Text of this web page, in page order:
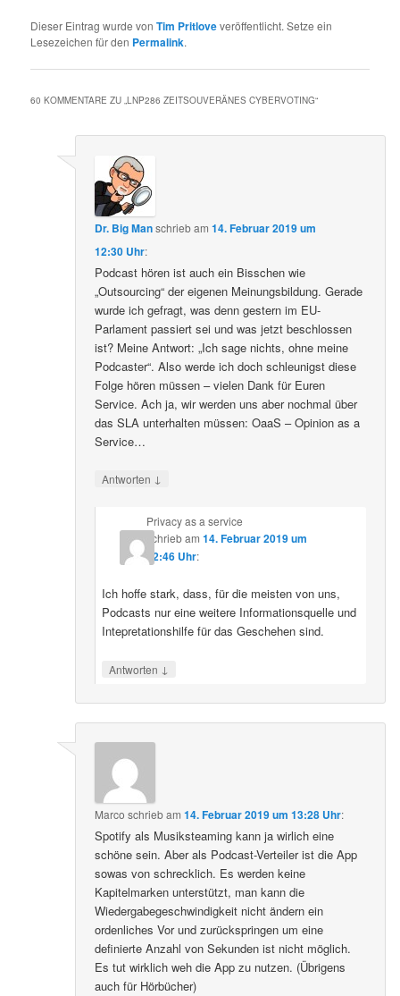
Dieser Eintrag wurde vonTim Pritloveveröffentlicht. Setze ein
Lesezeichen für den Permalink.
60 KOMMENTARE ZU „LNP286 ZEITSOUVERÄNES CYBERVOTING“
Dr. Big Manschriebam14. Februar 2019 um
12:30 Uhr:
Podcast hören ist auch ein Bisschen wie
„Outsourcing“ der eigenen Meinungsbildung. Gerade
wurde ich gefragt, was denn gestern im EU-
Parlament passiert sei und was jetzt beschlossen
ist? Meine Antwort: „Ich sage nichts, ohne meine
Podcaster“. Also werde ich doch schleunigst diese
Folge hören müssen – vielen Dank für Euren
Service. Ach ja, wir werden uns aber nochmal über
das SLA unterhalten müssen: OaaS – Opinion as a
Service…
Antworten ↓
Privacy as a service
schriebam 14. Februar 2019 um
12:46 Uhr:
Ich hoffe stark, dass, für die meisten von uns,
Podcasts nur eine weitere Informationsquelle und
Intepretationshilfe für das Geschehen sind.
Antworten ↓
Marco schriebam14. Februar 2019 um 13:28 Uhr:
Spotify als Musiksteaming kann ja wirlich eine
schöne sein. Aber als Podcast-Verteiler ist die App
sowas von schrecklich. Es werden keine
Kapitelmarken unterstützt, man kann die
Wiedergabegeschwindigkeit nicht ändern ein
ordenliches Vor und zurückspringen um eine
definierte Anzahl von Sekunden ist nicht möglich.
Es tut wirklich weh die App zu nutzen. (Übrigens
auch für Hörbücher)